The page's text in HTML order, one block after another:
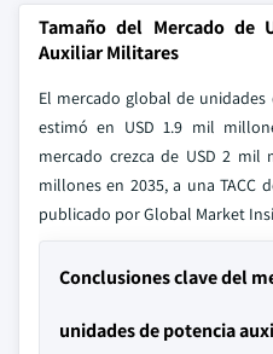
Tamaño del Mercado de
Auxiliar Militares
El mercado global de
estimó en USD 1.9 mil
mercado crezca de USD 2 mil
millones en 2035, a una TACC
publicado por Global Market
Conclusiones clave del
unidades de potencia